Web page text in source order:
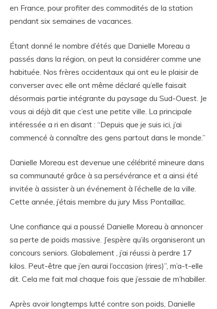
en France, pour profiter des commodités de la station
pendant six semaines de vacances.
Étant donné le nombre d’étés que Danielle Moreau a
passés dans la région, on peut la considérer comme une
habituée. Nos frères occidentaux qui ont eu le plaisir de
converser avec elle ont même déclaré qu’elle faisait
désormais partie intégrante du paysage du Sud-Ouest. Je
vous ai déjà dit que c’est une petite ville. La principale
intéressée a ri en disant : “Depuis que je suis ici, j’ai
commencé à connaître des gens partout dans le monde.”
Danielle Moreau est devenue une célébrité mineure dans
sa communauté grâce à sa persévérance et a ainsi été
invitée à assister à un événement à l’échelle de la ville.
Cette année, j’étais membre du jury Miss Pontaillac.
Une confiance qui a poussé Danielle Moreau à annoncer
sa perte de poids massive. J’espère qu’ils organiseront un
concours seniors. Globalement , j’ai réussi à perdre 17
kilos. Peut-être que j’en aurai l’occasion (rires)”, m’a-t-elle
dit. Cela me fait mal chaque fois que j’essaie de m’habiller.
Après avoir longtemps lutté contre son poids, Danielle